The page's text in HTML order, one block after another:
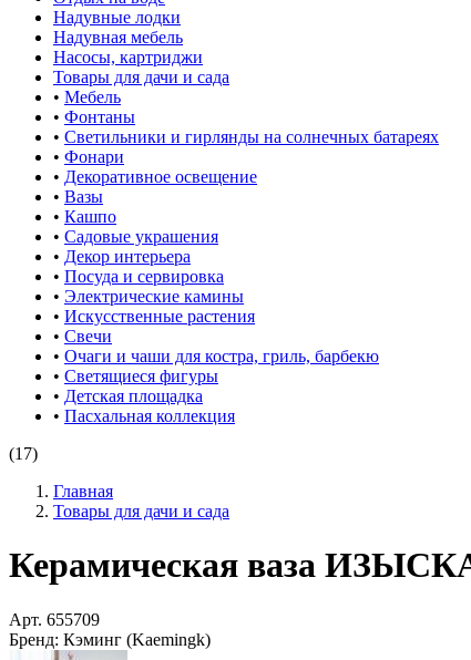
Надувные лодки
Надувная мебель
Насосы, картриджи
Товары для дачи и сада
• Мебель
• Фонтаны
• Светильники и гирлянды на солнечных батареях
• Фонари
• Декоративное освещение
• Вазы
• Кашпо
• Садовые украшения
• Декор интерьера
• Посуда и сервировка
• Электрические камины
• Искусственные растения
• Свечи
• Очаги и чаши для костра, гриль, барбекю
• Светящиеся фигуры
• Детская площадка
• Пасхальная коллекция
(17)
Главная
Товары для дачи и сада
Керамическая ваза
Арт. 655709
Бренд: Кэминг (Kaemingk)